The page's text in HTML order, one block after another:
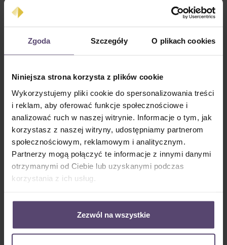
Zgoda Szczegóły O plikach cookies
Niniejsza strona korzysta z plików cookie
Wykorzystujemy pliki cookie do spersonalizowania treści
i reklam, aby oferować funkcje społecznościowe i
analizować ruch w naszej witrynie. Informacje o tym, jak
korzystasz z naszej witryny, udostępniamy partnerom
społecznościowym, reklamowym i analitycznym.
Partnerzy mogą połączyć te informacje z innymi danymi
otrzymanymi od Ciebie lub uzyskanymi podczas
korzystania z ich usług.
Zezwól na wszystkie
Dostępny, czas dostawy: 2-5 Tage
Ilość produktu: Wprowadź żądaną ilość lub użyj przycisków, aby zwiększyć lub
Do koszyka
Numer produktu:MU_PC_8686_PG1
Opis
• Informacje o tkaninie 8686: • 48% refleksji • 35%
absorpcji • 17% przepuszczalności światła • półpr…
Opinie/Recenzje